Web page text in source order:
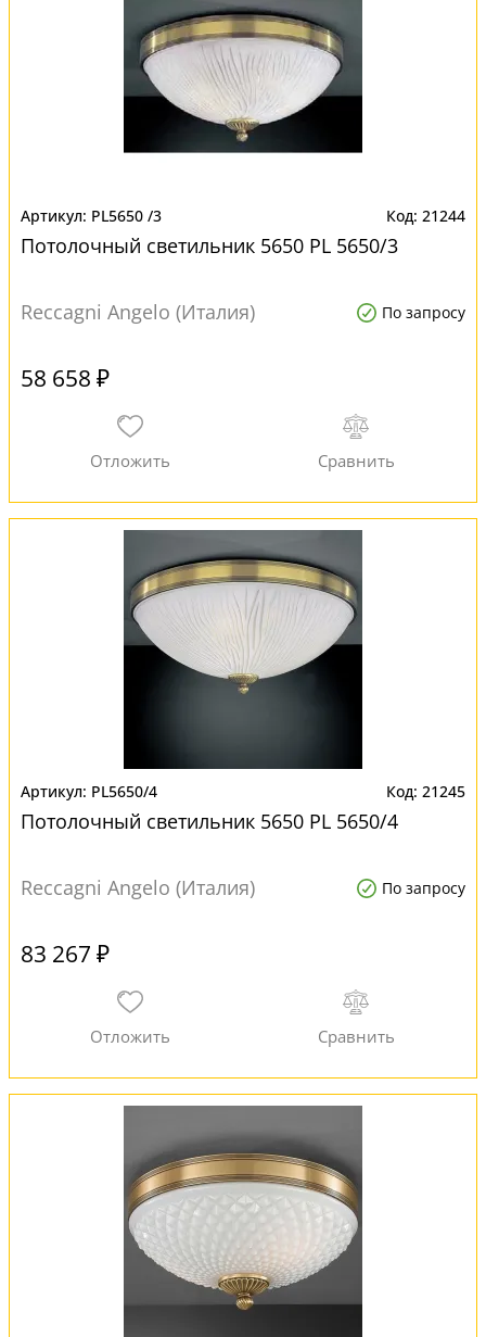
PL5650 /3 21244
Потолочный светильник 5650 PL 5650/3
Reccagni Angelo (Италия) По запросу
58 658 ₽
PL5650/4 21245
Потолочный светильник 5650 PL 5650/4
Reccagni Angelo (Италия) По запросу
83 267 ₽